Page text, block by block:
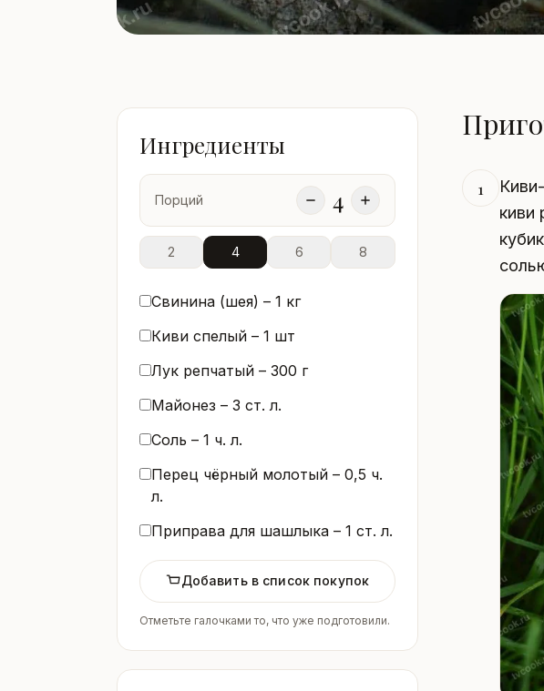
Ингредиенты
Порций 4
2 4 6 8
Свинина (шея) – 1 кг
Киви спелый – 1 шт
Лук репчатый – 300 г
Майонез – 3 ст. л.
Соль – 1 ч. л.
Перец чёрный молотый – 0,5 ч.
л.
Приправа для шашлыка – 1 ст. л.
Добавить в список покупок
Отметьте галочками то, что уже подготовили.
1
киви